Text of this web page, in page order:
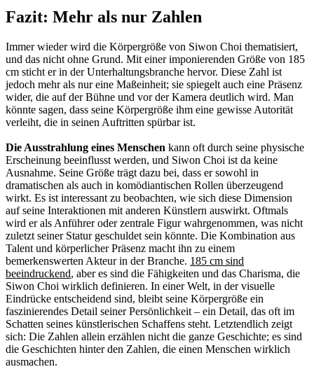
Fazit: Mehr als nur Zahlen
Immer wieder wird die Körpergröße von Siwon Choi thematisiert,
und das nicht ohne Grund. Mit einer imponierenden Größe von 185
cm sticht er in der Unterhaltungsbranche hervor. Diese Zahl ist
jedoch mehr als nur eine Maßeinheit; sie spiegelt auch eine Präsenz
wider, die auf der Bühne und vor der Kamera deutlich wird. Man
könnte sagen, dass seine Körpergröße ihm eine gewisse Autorität
verleiht, die in seinen Auftritten spürbar ist.
Die Ausstrahlung eines Menschen kann oft durch seine physische
Erscheinung beeinflusst werden, und Siwon Choi ist da keine
Ausnahme. Seine Größe trägt dazu bei, dass er sowohl in
dramatischen als auch in komödiantischen Rollen überzeugend
wirkt. Es ist interessant zu beobachten, wie sich diese Dimension
auf seine Interaktionen mit anderen Künstlern auswirkt. Oftmals
wird er als Anführer oder zentrale Figur wahrgenommen, was nicht
zuletzt seiner Statur geschuldet sein könnte. Die Kombination aus
Talent und körperlicher Präsenz macht ihn zu einem
bemerkenswerten Akteur in der Branche. 185 cm sind
beeindruckend, aber es sind die Fähigkeiten und das Charisma, die
Siwon Choi wirklich definieren. In einer Welt, in der visuelle
Eindrücke entscheidend sind, bleibt seine Körpergröße ein
faszinierendes Detail seiner Persönlichkeit – ein Detail, das oft im
Schatten seines künstlerischen Schaffens steht. Letztendlich zeigt
sich: Die Zahlen allein erzählen nicht die ganze Geschichte; es sind
die Geschichten hinter den Zahlen, die einen Menschen wirklich
ausmachen.